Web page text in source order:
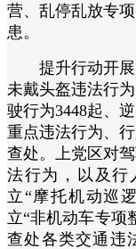
营、乱停乱放专
患。
提升行动开展
未戴头盔违法行
驶行为3448起、
重点违法行为、
查处。上党区对
法行为，以及行
立“摩托机动巡
立“非机动车专项
查处各类交通违